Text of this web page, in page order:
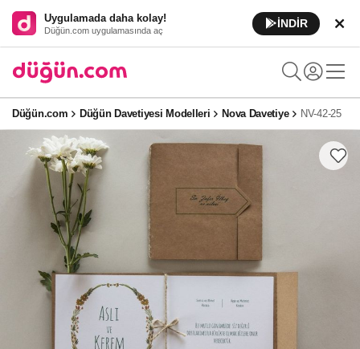
Uygulamada daha kolay!
Düğün.com uygulamasında aç
İNDİR
Düğün.com Düğün Davetiyesi Modelleri Nova Davetiye NV-42-25